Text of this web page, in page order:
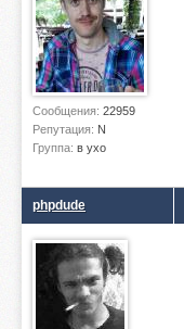
Сообщения: 22959
Репутация: N
Группа: в ухо
phpdude